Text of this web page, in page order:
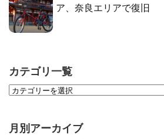
ア、奈良エリアで復旧
カテゴリ一覧
月別アーカイブ